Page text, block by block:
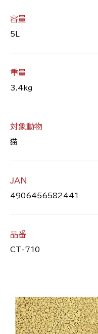
容量
5L
重量
3.4kg
対象動物
猫
JAN
4906456582441
品番
CT-710